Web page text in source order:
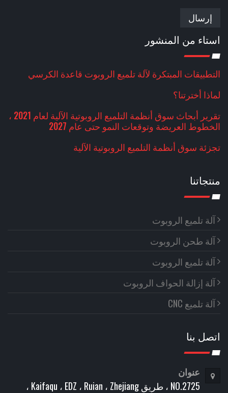
إرسال
استاء من المنشور
التطبيقات المبتكرة لآلة تلميع الروبوت قاعدة الكرسي
لماذا أخترتنا؟
تقرير أبحاث سوق أنظمة التلميع الروبوتية الآلية لعام 2021 ،
الخطوط العريضة وتوقعات النمو حتى عام 2027
تجزئة سوق أنظمة التلميع الروبوتية الآلية
منتجاتنا
آلة تلميع الروبوت
آلة طحن الروبوت
آلة تلميع الروبوت
آلة إزالة الحواف الروبوت
آلة تلميع CNC
اتصل بنا
عنوان
NO.2725 ، طريق Kaifaqu ، EDZ ، Ruian ، Zhejiang ،